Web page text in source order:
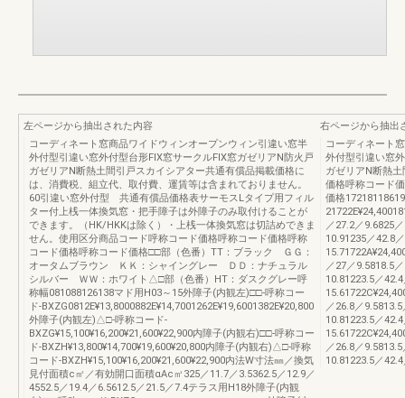
左ページから抽出された内容
コーディネート窓商品ワイドウィンオープンウィン引違い窓半
外付型引違い窓外付型台形FIX窓サークルFIX窓ガゼリアN防火戸
ガゼリアN断熱土間引戸スカイシアター共通有償品掲載価格に
は、消費税、組立代、取付費、運賃等は含まれておりません。
60引違い窓外付型 共通有償品価格表サーモスLタイプ用フィル
ター付上桟一体換気窓・把手障子は外障子のみ取付けることが
できます。（HK/HKKは除く）・上桟一体換気窓は切詰めできま
せん。使用区分商品コード呼称コード価格呼称コード価格呼称
コード価格呼称コード価格□□部（色番）TT：ブラック ＧＧ：
オータムブラウン ＫＫ：シャイングレー ＤＤ：ナチュラル
シルバー ＷＷ：ホワイト△□部（色番）HT：ダスクグレー呼
称幅081088126138マド用H03～15外障子(内観左)□□-呼称コー
ド-BXZG0812E¥13,8000882E¥14,7001262E¥19,6001382E¥20,800
外障子(内観左)△□-呼称コード-
BXZG¥15,100¥16,200¥21,600¥22,900内障子(内観右)□□-呼称コー
ド-BXZH¥13,800¥14,700¥19,600¥20,800内障子(内観右)△□-呼称
コード-BXZH¥15,100¥16,200¥21,600¥22,900内法W寸法㎜／換気
見付面積c㎡／有効開口面積αAc㎡325／11.7／3.5362.5／12.9／
4552.5／19.4／6.5612.5／21.5／7.4テラス用H18外障子(内観
右ページから抽出
コーディネート
外付型引違い窓
ガゼリアN断熱
価格呼称コード
価格
／27.2／9.6825
10.91235／42.8／
／27／9.5818.5
10.81223.5／
／26.8／
10.81223.5／
／26.8／
10.81223.5／